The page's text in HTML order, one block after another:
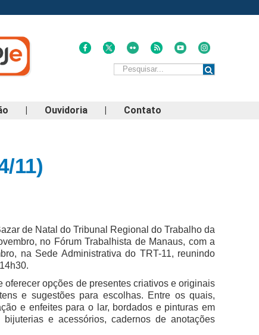
| Ouvidoria | Contato
11)
de Natal do Tribunal Regional do Trabalho da
no Fórum Trabalhista de Manaus, com a
na Sede Administrativa do TRT-11, reunindo
opções de presentes criativos e originais
e sugestões para escolhas. Entre os quais,
e enfeites para o lar, bordados e pinturas em
e acessórios, cadernos de anotações